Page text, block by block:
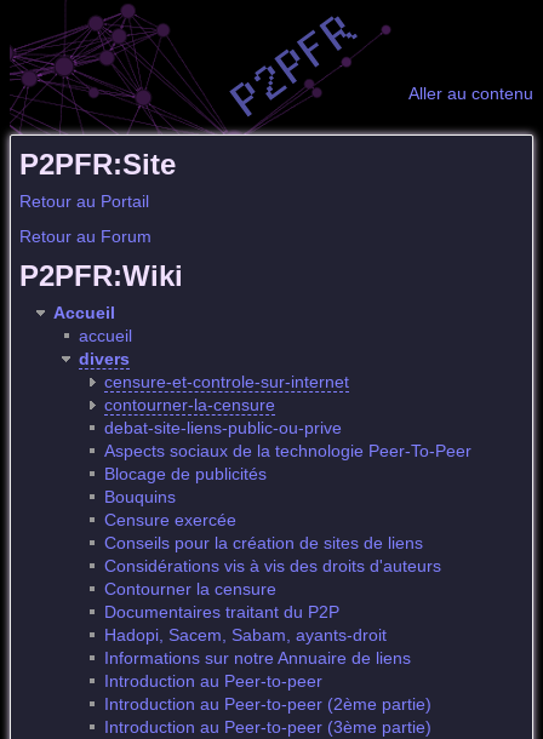
Aller au contenu
P2PFR:Site
Retour au Portail
Retour au Forum
P2PFR:Wiki
Accueil
accueil
divers
censure-et-controle-sur-internet
contourner-la-censure
debat-site-liens-public-ou-prive
Aspects sociaux de la technologie Peer-To-Peer
Blocage de publicités
Bouquins
Censure exercée
Conseils pour la création de sites de liens
Considérations vis à vis des droits d'auteurs
Contourner la censure
Documentaires traitant du P2P
Hadopi, Sacem, Sabam, ayants-droit
Informations sur notre Annuaire de liens
Introduction au Peer-to-peer
Introduction au Peer-to-peer (2ème partie)
Introduction au Peer-to-peer (3ème partie)